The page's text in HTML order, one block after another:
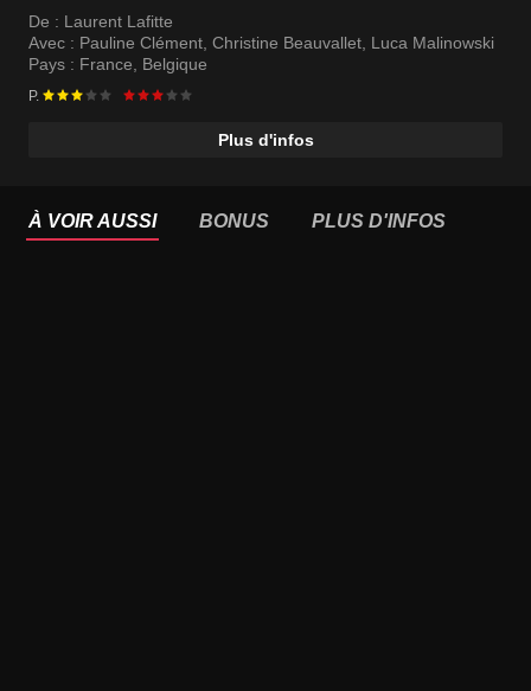
De : Laurent Lafitte
Avec : Pauline Clément, Christine Beauvallet, Luca Malinowski
Pays : France, Belgique
P.
Plus d'infos
À VOIR AUSSI BONUS PLUS D'INFOS